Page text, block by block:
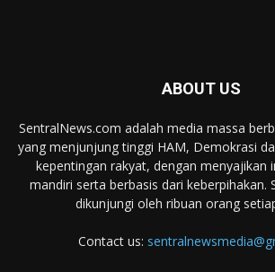
ABOUT US
SentralNews.com adalah media massa
yang menjunjung tinggi HAM, Demokrasi
kepentingan rakyat, dengan menyajikan
mandiri serta berbasis dari keberpihakan.
dikunjungi oleh ribuan orang
Contact us: